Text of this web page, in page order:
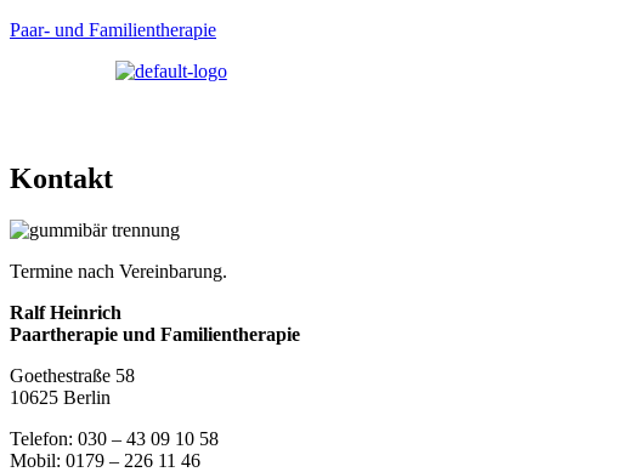
Paar- und Familientherapie
Kontakt
Termine nach Vereinbarung.
Ralf Heinrich
Paartherapie und Familientherapie
Goethestraße 58
10625 Berlin
Telefon: 030 – 43 09 10 58
Mobil: 0179 – 226 11 46